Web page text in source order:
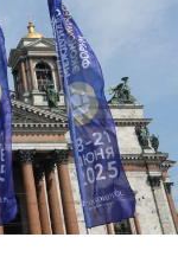
necesita
sobre
Trump los
En el medio,
para el uso